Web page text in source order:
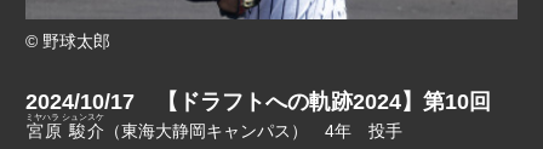
© 野球太郎
2024/10/17 【ドラフトへの軌跡2024】第10回
宮原 駿介
ミヤハラ シュンスケ
（東海大静岡キャンパス） 4年 投手